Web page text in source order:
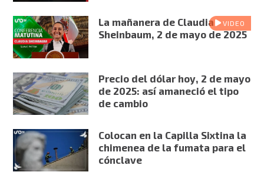
VIDEO
La mañanera de Claudia
Sheinbaum, 2 de mayo de 2025
Precio del dólar hoy, 2 de mayo
de 2025: así amaneció el tipo
de cambio
Colocan en la Capilla Sixtina la
chimenea de la fumata para el
cónclave